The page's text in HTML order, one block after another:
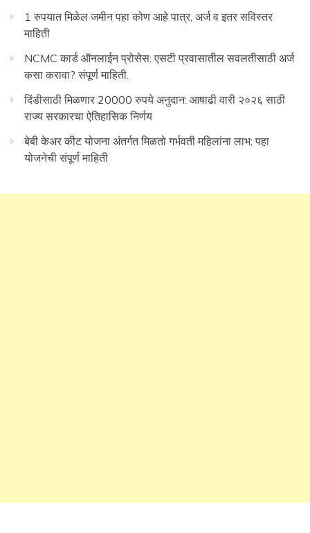
1 रुपयात मिळेल जमीन पहा कोण आहे पात्र, अर्ज व इतर सविस्तर
माहिती
NCMC कार्ड ऑनलाईन प्रोसेस: एसटी प्रवासातील सवलतीसाठी अर्ज
कसा करावा? संपूर्ण माहिती.
दिंडीसाठी मिळणार 20000 रुपये अनुदान: आषाढी वारी २०२६ साठी
राज्य सरकारचा ऐतिहासिक निर्णय
बेबी केअर कीट योजना अंतर्गत मिळतो गर्भवती महिलांना लाभ; पहा
योजनेची संपूर्ण माहिती